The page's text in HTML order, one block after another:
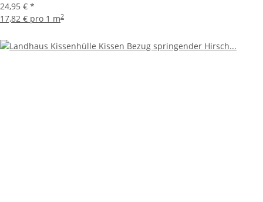
24,95 € *
17,82 € pro 1 m2